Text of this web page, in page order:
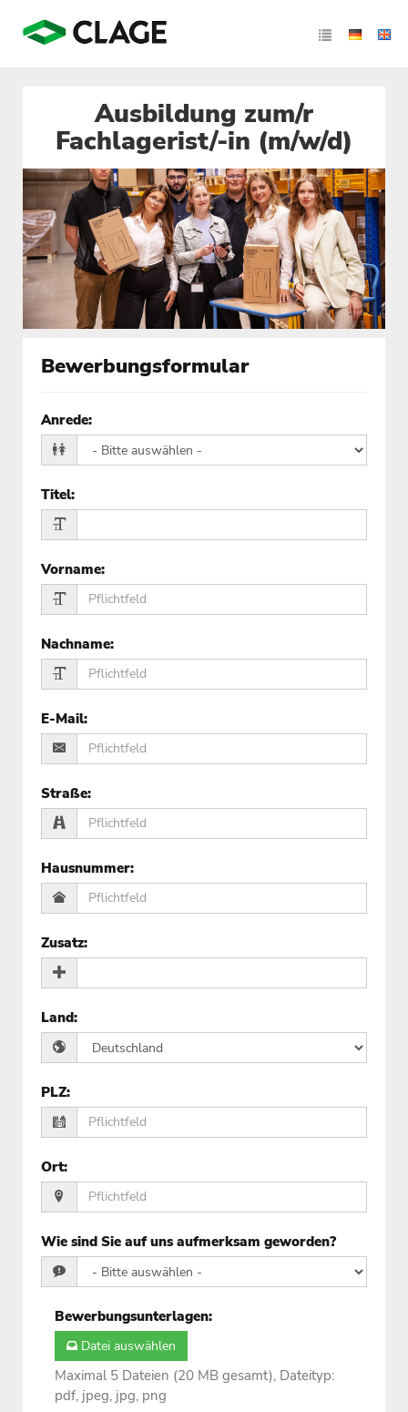
Ausbildung zum/r
Fachlagerist/-in (m/w/d)
Bewerbungsformular
Anrede:
Titel:
Vorname:
Nachname:
E-Mail:
Straße:
Hausnummer:
Zusatz:
Land:
PLZ:
Ort:
Wie sind Sie auf uns aufmerksam geworden?
Bewerbungsunterlagen:
Datei auswählen
Maximal 5 Dateien (20 MB gesamt), Dateityp:
pdf, jpeg, jpg, png